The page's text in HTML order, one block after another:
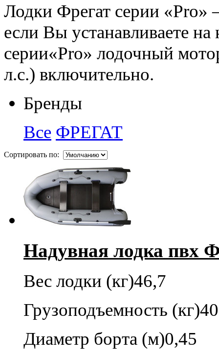
Лодки Фрегат серии
если Вы устанавливаете
серии«Pro» лодочный
л.с.) включительно.
Бренды
Все ФРЕГАТ
Сортировать по:
Надувная лодка пвх
Вес лодки (кг)46,7
Грузоподъемность (кг)
Диаметр борта (м)0,45